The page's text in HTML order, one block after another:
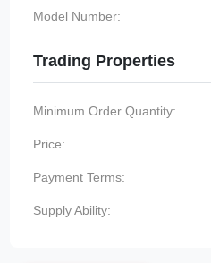
Model Number:
Trading Properties
Minimum Order Quantity:
Price:
Payment Terms:
Supply Ability: